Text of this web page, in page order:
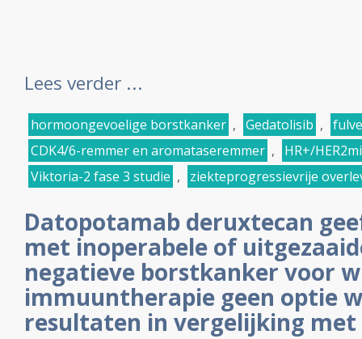
Lees verder ...
hormoongevoelige borstkanker , Gedatolisib ,
CDK4/6-remmer en aromataseremmer ,
HR+/
Viktoria-2 fase 3 studie , ziekteprogressievrije
Datopotamab deruxtecan
met inoperabele of
negatieve borstkanker voor
immuuntherapie geen optie
resultaten in vergelijking